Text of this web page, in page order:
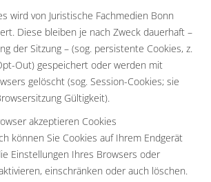
wird von Juristische Fachmedien Bonn
Diese bleiben je nach Zweck dauerhaft –
der Sitzung – (sog. persistente Cookies, z.
Out) gespeichert oder werden mit
gelöscht (sog. Session-Cookies; sie
Gültigkeit).
akzeptieren Cookies
können Sie Cookies auf Ihrem Endgerät
Einstellungen Ihres Browsers oder
einschränken oder auch löschen.